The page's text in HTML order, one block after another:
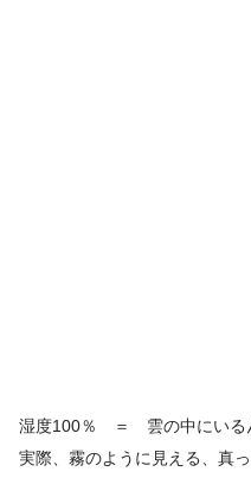
湿度100％ ＝ 雲の中にいる
実際、霧のように見える、真